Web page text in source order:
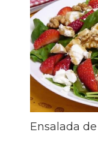
Ensalada